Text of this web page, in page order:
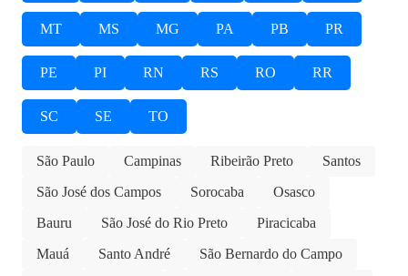
MT MS MG PA PB PR
PE PI RN RS RO RR
SC SE TO
São Paulo Campinas Ribeirão Preto
Santos
São José dos Campos
Sorocaba
Osasco
Bauru
São José do Rio Preto
Piracicaba
Mauá
Santo André
São Bernardo do Campo